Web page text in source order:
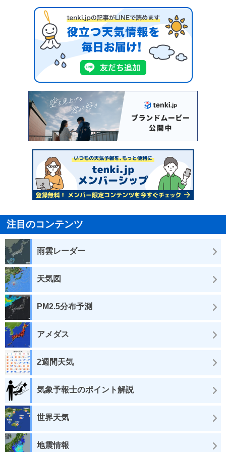
注目のコンテンツ
雨雲レーダー
天気図
PM2.5分布予測
アメダス
2週間天気
気象予報士のポイント解説
世界天気
地震情報